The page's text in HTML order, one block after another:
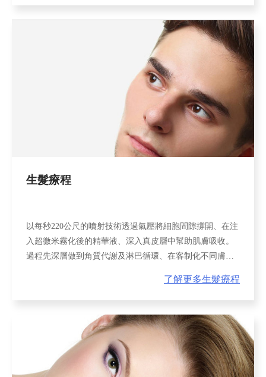
生髮療程
以每秒220公尺的噴射技術透過氣壓將細胞間隙撐開、在注
入超微米霧化後的精華液、深入真皮層中幫助肌膚吸收。
過程先深層做到角質代謝及淋巴循環、在客制化不同膚質
了解更多生髮療程